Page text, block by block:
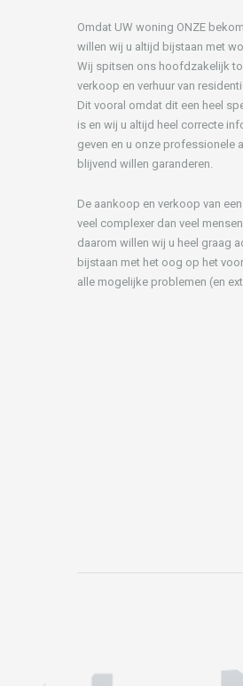
Omdat UW woning ONZE
willen wij u altijd bijstaan met
Wij spitsen ons hoofdzakelijk
verkoop en verhuur van
Dit vooral omdat dit een heel
is en wij u altijd heel correcte
geven en u onze professionele
blijvend willen garanderen.
De aankoop en verkoop van
veel complexer dan veel
daarom willen wij u heel graag
bijstaan met het oog op het
alle mogelijke problemen (en